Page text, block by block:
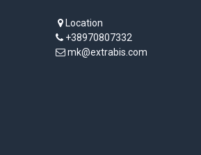
Location
+38970807332
mk@extrabis.com